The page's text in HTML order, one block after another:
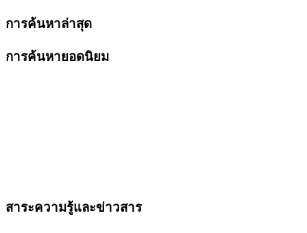
การค้นหาล่าสุด
การค้นหายอดนิยม
สาระความรู้และข่าวสาร